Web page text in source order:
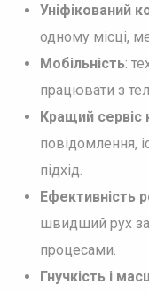
Уніфікований
одному місці,
Мобільність:
працювати з
Кращий сервіс
повідомлення,
підхід.
Ефективність
швидший рух
процесами.
Гнучкість і